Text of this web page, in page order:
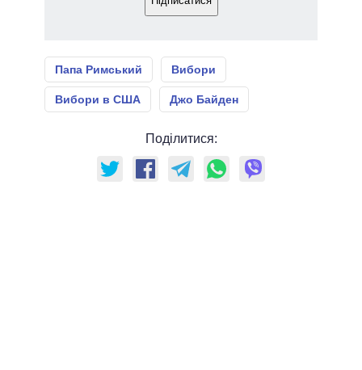
Папа Римський Вибори
Вибори в США Джо Байден
Поділитися: